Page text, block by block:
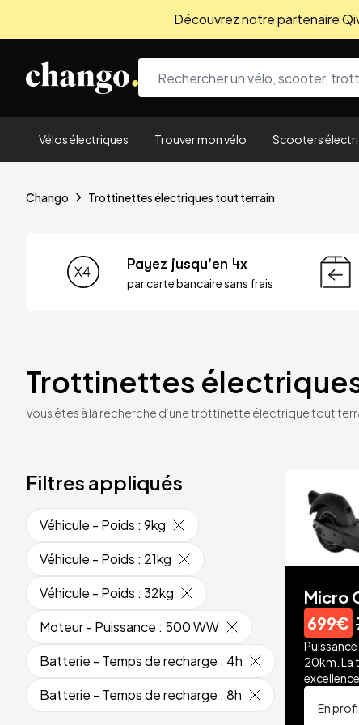
Découvrez notre partenaire
Vélos électriques Trouver mon vélo Scooters
Chango Trottinettes électriques tout terrain
Payez jusqu'en 4x
par carte bancaire sans frais
Trottinettes
Vous êtes à la recherche d’une trottinette électrique tout
Filtres appliqués
Véhicule - Poids : 9kg
Véhicule - Poids : 21kg
Véhicule - Poids : 32kg
Moteur - Puissance : 500 WW
Batterie - Temps de recharge : 4h
Batterie - Temps de recharge : 8h
Micro
699€
20km. La
excellence.
En